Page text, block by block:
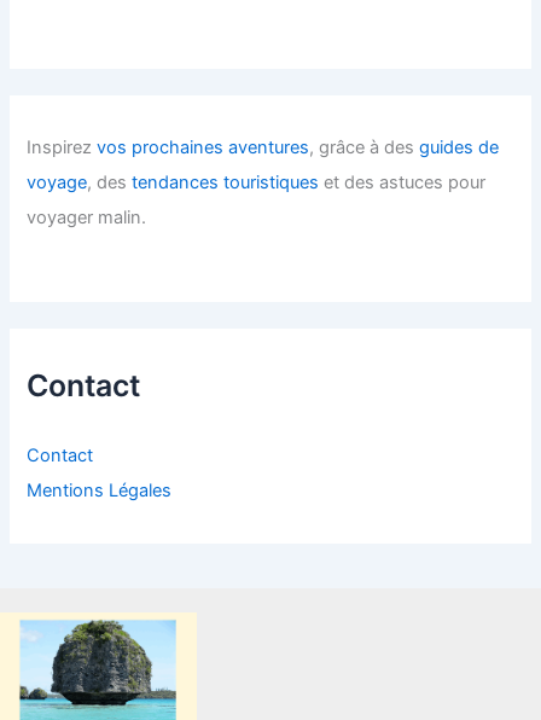
Inspirezvos prochaines aventures, grâce à desguides de
voyage, destendances touristiques et des astuces pour
voyager malin.
Contact
Contact
Mentions Légales